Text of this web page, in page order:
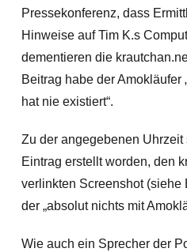
Pressekonferenz, dass
Hinweise auf Tim K.s
dementieren die
Beitrag habe der Amokläufer
hat nie existiert“.
Zu der angegebenen
Eintrag erstellt worden, den
verlinkten Screenshot (siehe
der „absolut nichts mit
Wie auch ein Sprecher der